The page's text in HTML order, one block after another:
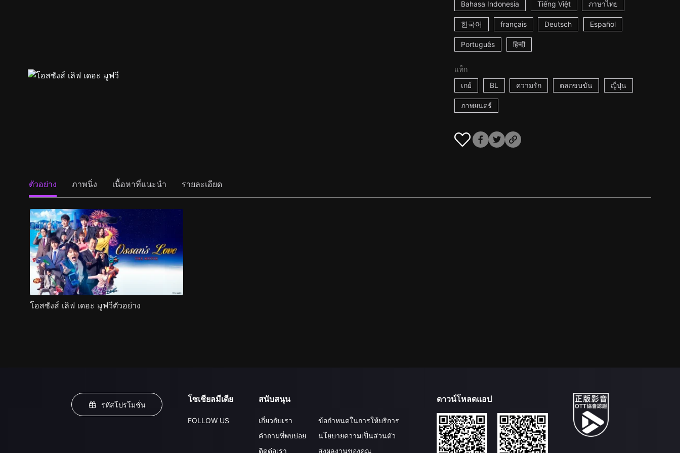
Bahasa Indonesia Tiếng Việt ภาษาไทย
한국어 français Deutsch Español
Português हिन्दी
แท็ก
เกย์
BL ความรัก ตลกขบขัน ญี่ปุ่น
ภาพยนตร์
ตัวอย่าง ภาพนิ่ง เนื้อหาที่แนะนำ รายละเอียด
โอสซังส์ เลิฟ เดอะ มูฟวีตัวอย่าง
รหัสโปรโมชั่น
โซเชียลมีเดีย
FOLLOW US
สนับสนุน
เกี่ยวกับเรา
คำถามที่พบบ่อย
ติดต่อเรา
ข้อกำหนดในการให้บริการ
นโยบายความเป็นส่วนตัว
ส่งผลงานของคุณ
ดาวน์โหลดแอป